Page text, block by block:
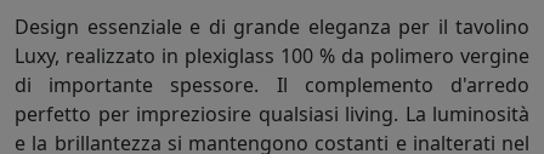
Design essenziale e di grande eleganza per il tavolino
Luxy, realizzato in plexiglass 100 % da polimero vergine
di importante spessore. Il complemento d'arredo
perfetto per impreziosire qualsiasi living. La luminosità
e la brillantezza si mantengono costanti e inalterati nel